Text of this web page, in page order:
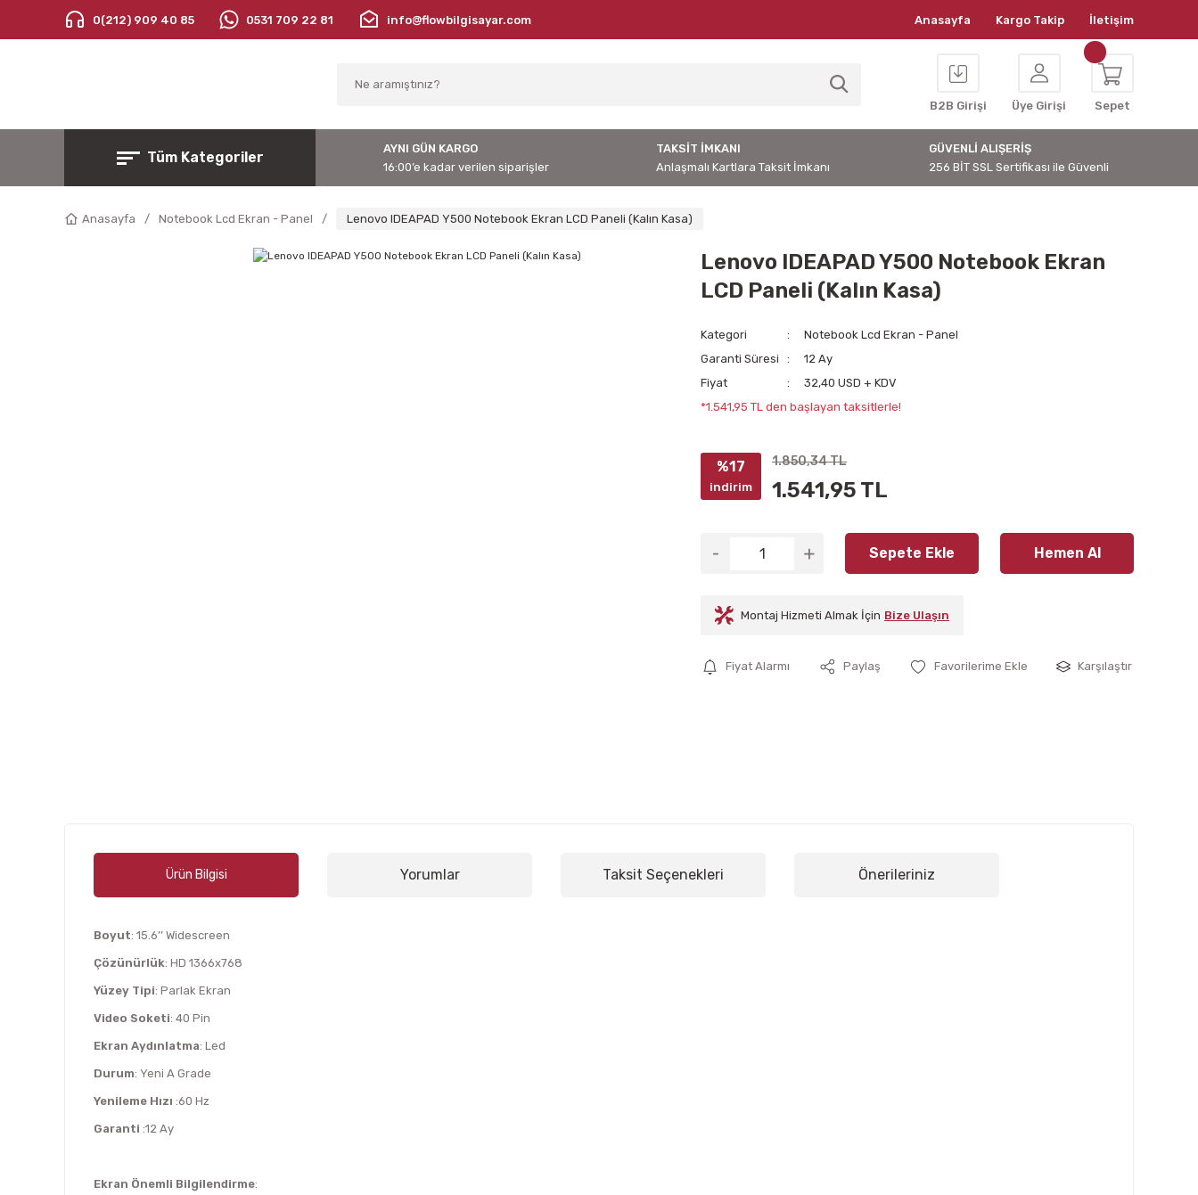
0(212) 909 40 85 0531 709 22 81 info@flowbilgisayar.com Anasayfa Kargo Takip İletişim
B2B Girişi Üye Girişi Sepet
Tüm Kategoriler
AYNI GÜN KARGO
16:00’e kadar verilen siparişler
TAKSİT İMKANI
Anlaşmalı Kartlara Taksit İmkanı
GÜVENLİ ALIŞERİŞ
256 BİT SSL Sertifikası ile Güvenli
Anasayfa Notebook Lcd Ekran - Panel Lenovo IDEAPAD Y500 Notebook Ekran LCD Paneli (Kalın Kasa)
Lenovo IDEAPAD Y500 Notebook Ekran
LCD Paneli (Kalın Kasa)
Kategori
Notebook Lcd Ekran - Panel
Garanti Süresi
12 Ay
Fiyat
32,40 USD + KDV
*1.541,95 TL den başlayan taksitlerle!
%17
indirim
1.850,34 TL
1.541,95 TL
Sepete Ekle Hemen Al
Montaj Hizmeti Almak İçin Bize Ulaşın
Fiyat Alarmı Paylaş Karşılaştır
Ürün Bilgisi Yorumlar Taksit Seçenekleri Önerileriniz
Boyut: 15.6’’ Widescreen
Çözünürlük: HD 1366x768
Yüzey Tipi: Parlak Ekran
Video Soketi: 40 Pin
Ekran Aydınlatma: Led
Durum: Yeni A Grade
Yenileme Hızı :60 Hz
Garanti :12 Ay
Ekran Önemli Bilgilendirme: